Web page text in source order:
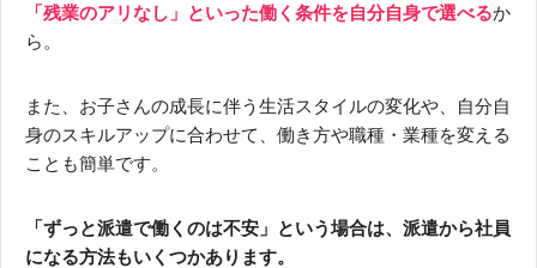
「残業のアリなし」といった働く条件を自分自身で選べるか
ら。
また、お子さんの成長に伴う生活スタイルの変化や、自分自
身のスキルアップに合わせて、働き方や職種・業種を変える
ことも簡単です。
「ずっと派遣で働くのは不安」という場合は、派遣から社員
になる方法もいくつかあります。